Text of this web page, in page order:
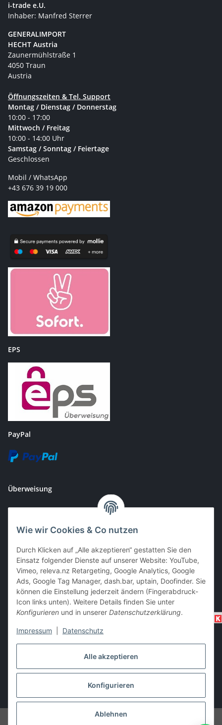
Alle akzeptieren
Konfigurieren
Ablehnen
Wie wir Cookies & Co nutzen
Durch Klicken auf „Alle akzeptieren“ gestatten Sie den
Einsatz folgender Dienste auf unserer Website: YouTube,
Vimeo, releva.nz Retargeting, Google Analytics, Google
Ads, Google Tag Manager, dash.bar, uptain, Doofinder. Sie
können die Einstellung jederzeit ändern (Fingerabdruck-
Icon links unten). Weitere Details finden Sie unter
Konfigurieren und in unserer Datenschutzerklärung.
Impressum Datenschutz
i-trade e.U.
Inhaber: Manfred Sterrer
GENERALIMPORT
HECHT Austria
Zaunermühlstraße 1
4050 Traun
Austria
Öffnungszeiten & Tel. Support
Montag / Dienstag / Donnerstag
10:00 - 17:00
Mittwoch / Freitag
10:00 - 14:00 Uhr
Samstag / Sonntag / Feiertage
Geschlossen
Mobil / WhatsApp
+43 676 39 19 000
EPS
PayPal
Überweisung
EC & Kreditkartenzahlung bei Abholung
Barzahlung bei Abholung
Vertrag widerrufen
* Alle Preise inkl. gesetzlicher USt., zzgl.Versand